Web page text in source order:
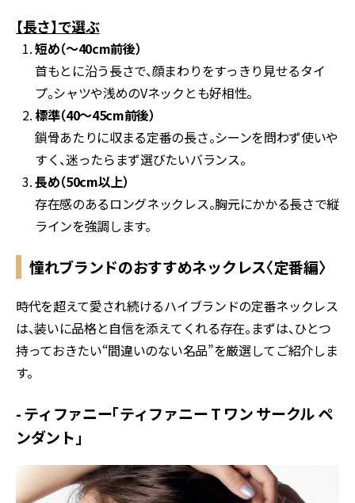
【長さ】で選ぶ
短め（〜40cm前後）
首もとに沿う長さで、顔まわりをすっきり見せるタイ
プ。シャツや浅めのVネックとも好相性。
標準（40〜45cm前後）
鎖骨あたりに収まる定番の長さ。シーンを問わず使いや
すく、迷ったらまず選びたいバランス。
長め（50cm以上）
存在感のあるロングネックレス。胸元にかかる長さで縦
ラインを強調します。
憧れブランドのおすすめネックレス〈定番編〉
時代を超えて愛され続けるハイブランドの定番ネックレス
は、装いに品格と自信を添えてくれる存在。まずは、ひとつ
持っておきたい“間違いのない名品”を厳選してご紹介しま
す。
- ティファニー「ティファニー T ワン サークル ペ
ンダント」